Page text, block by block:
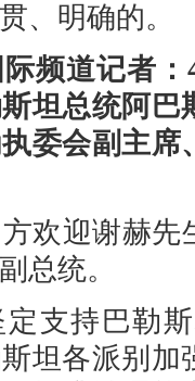
、明确的。
频道记者
坦总统阿
委会副主
欢迎谢赫先
总统。
支持巴勒
坦各派别